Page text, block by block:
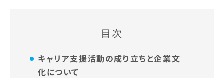
目次
キャリア支援活動の成り立ちと企業文
化について